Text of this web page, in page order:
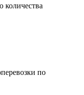
количества
по